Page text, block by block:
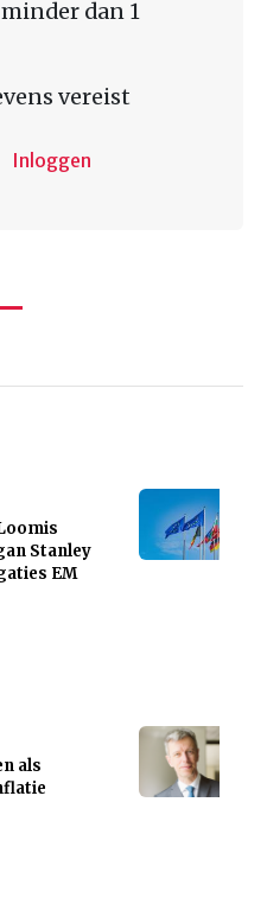
dan 1
vereist
Inloggen
Stanley
EM
als